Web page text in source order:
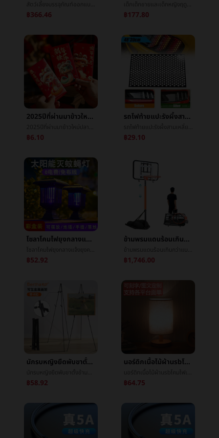
฿366.46 ฿177.80
2025ปีที่ผ่านมาข้าวใหม่ปลามันซองจดหมายสีแดงæ°ปีที่ผ่านมาบุคลิกภาพความคิดสร้างสรรค์ซองจดหมายสีแดงเงินปีใหม่ออกเรือนผู้ติดตามซองจดหมายสีแดงกำไรเป็นซีลขายส่ง
฿6.10
รถไฟท้ายแปะรังผึ้งสามเหลี่ยมแปะçº¸เครื่องประดับหลังจากที่ไฟหน้าปกแปะèรถแปะD277เทรนด์อานิสงส์
฿29.10
โซลาโคมไฟยุงกลางแจ้งยุงครัวเรือนกายภาพไฟฟ้าช็อตยากันยุงกลางแจ้งลานระเบียงประภาสโคมไฟยุง
฿52.92
ข้ามพรมแดนร้อนเกินกว่าแบบพกพายืนบาสเกตบอลผู้ใหญ่เด็กในร่มและกลางแจ้งสามารถโทรศัพท์มือถือลงเกมการอบรมบาสเกตบอลกรอบ
฿1,746.00
นักรบหญิงยืดพับขาตั้งข้ามพรมแดนใหม่โลหะขาตั้งขาตั้งขาตั้งร่างขาตั้งจอแสดงผล
฿58.92
นอร์ดิกเนื้อไม้ผ้าusbโคมไฟเครื่องประดับห้องนอนโคมไฟข้างเตียงศึกษาBBบ้านการควบคุมระยะไกลledเทียนจุดนอนหรือโคมสำหรับจุดนอนความคิดสร้างสรรค์
฿64.75